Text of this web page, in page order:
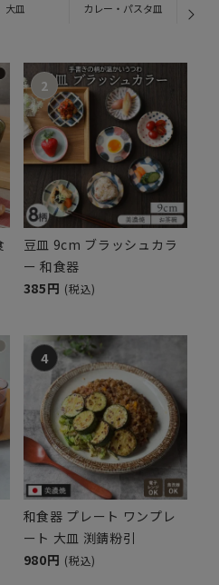
大皿 カレー・パスタ皿
豆皿 9cm ブラッシュカラ
ー 和食器
385円 (税込)
和食器 プレート ワンプレ
ート 大皿 渕錆粉引
980円 (税込)